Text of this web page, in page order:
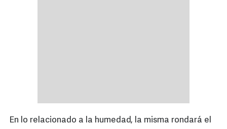
En lo relacionado a la humedad, la misma rondará el